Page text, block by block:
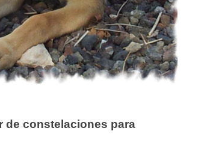
de constelaciones para